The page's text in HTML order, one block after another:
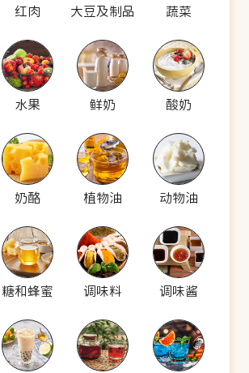
红肉 大豆及制品 蔬菜
水果 鲜奶 酸奶
奶酪 植物油 动物油
糖和蜂蜜 调味料 调味酱